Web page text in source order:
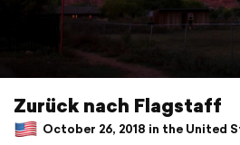
Zurück nach Flagstaff
October 26, 2018 in the United